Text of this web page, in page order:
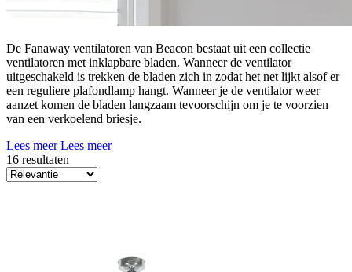
De Fanaway ventilatoren van Beacon bestaat uit een collectie
ventilatoren met inklapbare bladen. Wanneer de ventilator
uitgeschakeld is trekken de bladen zich in zodat het net lijkt alsof er
een reguliere plafondlamp hangt. Wanneer je de ventilator weer
aanzet komen de bladen langzaam tevoorschijn om je te voorzien
van een verkoelend briesje.
Lees meer Lees meer
16 resultaten